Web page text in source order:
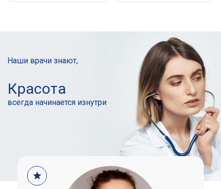
Наши врачи знают,
Красота
всегда начинается изнутри